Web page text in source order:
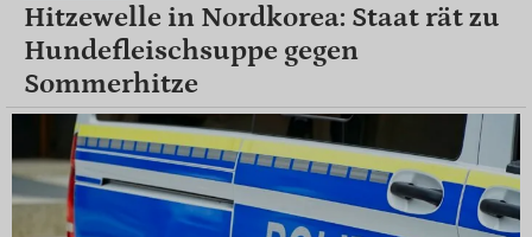
Hitzewelle in Nordkorea: Staat rät zu
Hundefleischsuppe gegen
Sommerhitze